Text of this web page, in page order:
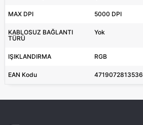
MAX DPI 5000 DPI
KABLOSUZ BAĞLANTI
TÜRÜ
Yok
IŞIKLANDIRMA RGB
EAN Kodu 4719072813536